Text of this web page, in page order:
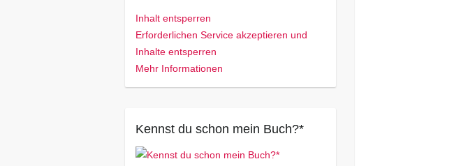
Inhalt entsperren
Erforderlichen Service akzeptieren und
Inhalte entsperren
Mehr Informationen
Kennst du schon mein Buch?*